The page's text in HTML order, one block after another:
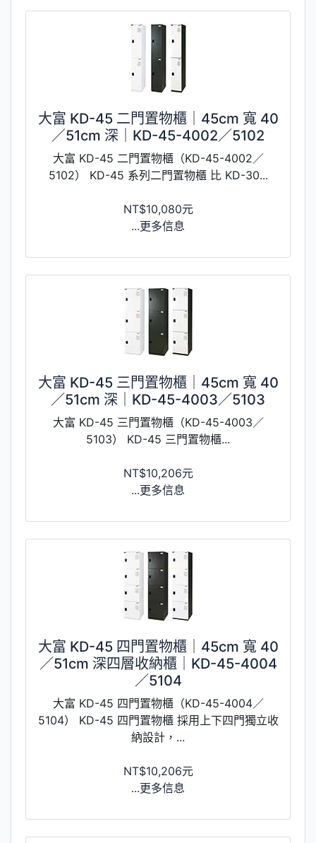
大富 KD-45 二門置物櫃｜45cm 寬 40
／51cm 深｜KD-45-4002／5102
大富 KD-45 二門置物櫃（KD-45-4002／
5102） KD-45 系列二門置物櫃 比 KD-30...
NT$10,080元
...更多信息
大富 KD-45 三門置物櫃｜45cm 寬 40
／51cm 深｜KD-45-4003／5103
大富 KD-45 三門置物櫃（KD-45-4003／
5103） KD-45 三門置物櫃...
NT$10,206元
...更多信息
大富 KD-45 四門置物櫃｜45cm 寬 40
／51cm 深四層收納櫃｜KD-45-4004
／5104
大富 KD-45 四門置物櫃（KD-45-4004／
5104） KD-45 四門置物櫃 採用上下四門獨立收
納設計，...
NT$10,206元
...更多信息